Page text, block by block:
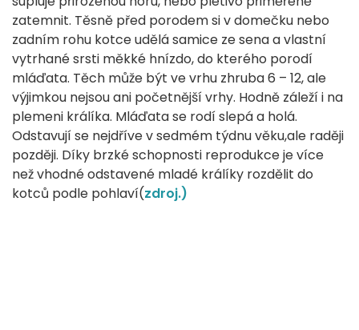
zatemnit. Těsně před porodem si v domečku nebo
zadním rohu kotce udělá samice ze sena a vlastní
vytrhané srsti měkké hnízdo, do kterého porodí
mláďata. Těch může být ve vrhu zhruba 6 – 12, ale
výjimkou nejsou ani početnější vrhy. Hodně záleží i na
plemeni králíka. Mláďata se rodí slepá a holá.
Odstavují se nejdříve v sedmém týdnu věku,ale raději
později. Díky brzké schopnosti reprodukce je více
než vhodné odstavené mladé králíky rozdělit do
kotců podle pohlaví(zdroj.)